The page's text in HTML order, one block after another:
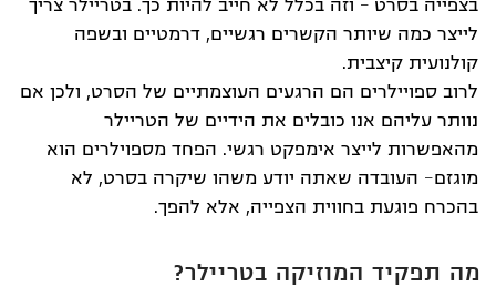
בצפייה בסרט – וזה בכלל לא חייב להיות כך. בטריילר צריך
לייצר כמה שיותר הקשרים רגשיים, דרמטיים ובשפה
קולנועית קיצבית.
לרוב ספויילרים הם הרגעים העוצמתיים של הסרט, ולכן אם
נוותר עליהם אנו כובלים את הידיים של הטריילר
מהאפשרות לייצר אימפקט רגשי. הפחד מספוילרים הוא
מוגזם- העובדה שאתה יודע משהו שיקרה בסרט, לא
בהכרח פוגעת בחווית הצפייה, אלא להפך.
מה תפקיד המוזיקה בטריילר?